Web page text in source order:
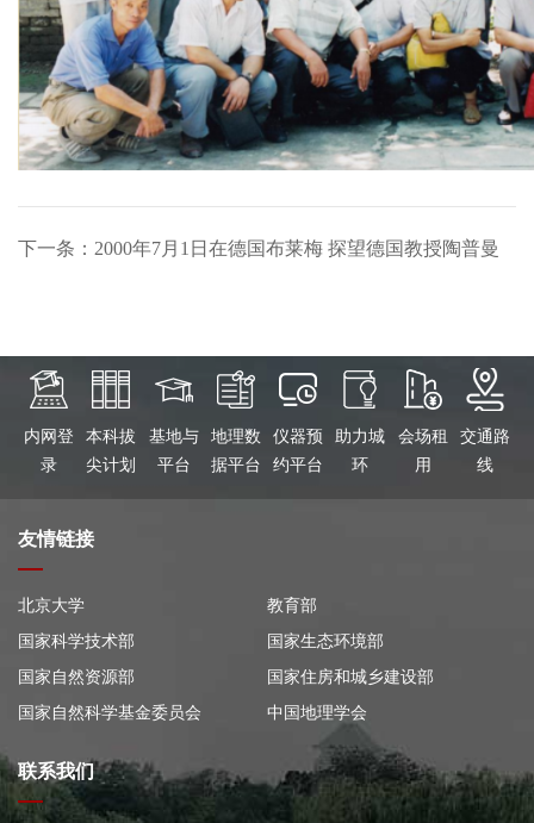
下一条：2000年7月1日在德国布莱梅 探望德国教授陶普曼
内网登
录
本科拔
尖计划
基地与
平台
地理数
据平台
仪器预
约平台
助力城
环
会场租
用
交通路
线
友情链接
北京大学
教育部
国家科学技术部
国家生态环境部
国家自然资源部
国家住房和城乡建设部
国家自然科学基金委员会
中国地理学会
联系我们